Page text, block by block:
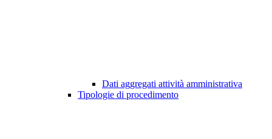
Dati aggregati attività amministrativa
Tipologie di procedimento